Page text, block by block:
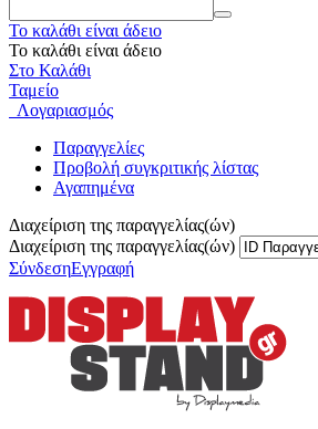
Το καλάθι είναι άδειο
Το καλάθι είναι άδειο
Στο Καλάθι
Ταμείο
Λογαριασμός
Παραγγελίες
Προβολή συγκριτικής λίστας
Αγαπημένα
Διαχείριση της παραγγελίας(ών)
Διαχείριση της παραγγελίας(ών)
ΣύνδεσηΕγγραφή